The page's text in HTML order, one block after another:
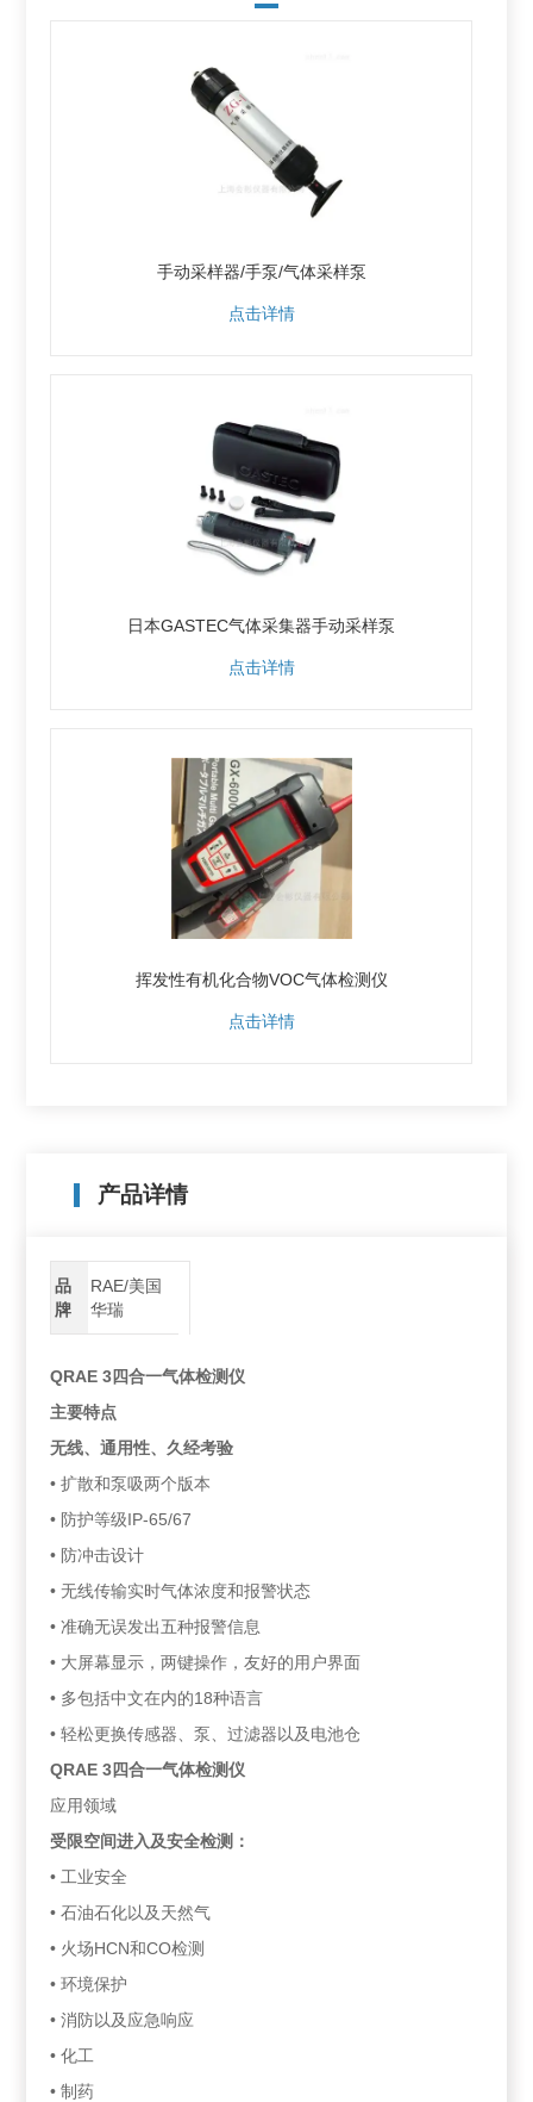
手动采样器/手泵/气体采样泵
点击详情
日本GASTEC气体采集器手动采样泵
点击详情
挥发性有机化合物VOC气体检测仪
点击详情
产品详情
品
牌
RAE/美国
华瑞
QRAE 3四合一气体检测仪
主要特点
无线、通用性、久经考验
• 扩散和泵吸两个版本
• 防护等级IP-65/67
• 防冲击设计
• 无线传输实时气体浓度和报警状态
• 准确无误发出五种报警信息
• 大屏幕显示，两键操作，友好的用户界面
• 多包括中文在内的18种语言
• 轻松更换传感器、泵、过滤器以及电池仓
QRAE 3四合一气体检测仪
应用领域
受限空间进入及安全检测：
• 工业安全
• 石油石化以及天然气
• 火场HCN和CO检测
• 环境保护
• 消防以及应急响应
• 化工
• 制药